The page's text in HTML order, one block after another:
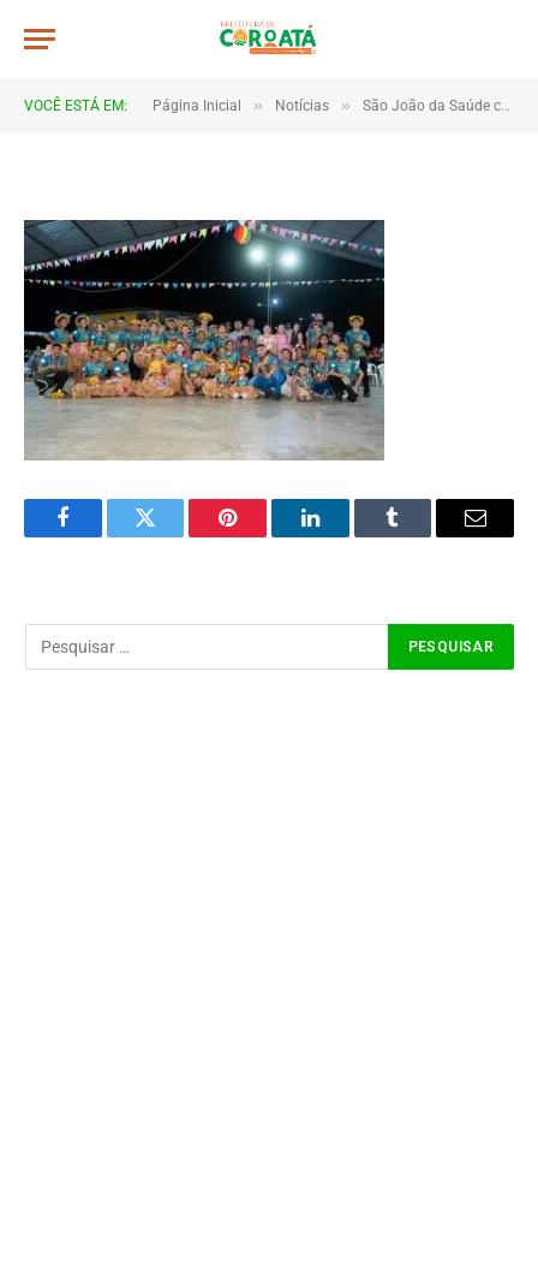
VOCÊ ESTÁ EM: Página Inicial » Notícias » São João da Saúde celebra cultura e integração em Coroatá
IMG_2269
FacebookTwitter Pinterest LinkedInTumblr Email